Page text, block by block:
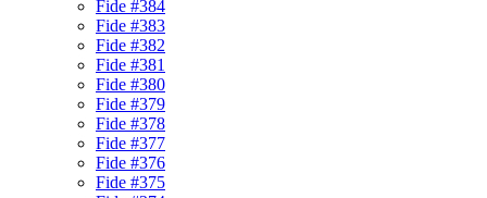
Fide #384
Fide #383
Fide #382
Fide #381
Fide #380
Fide #379
Fide #378
Fide #377
Fide #376
Fide #375